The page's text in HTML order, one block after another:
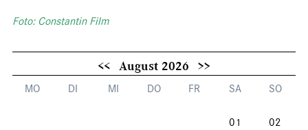
Foto: Constantin Film
<< August 2026 >>
MO DI MI DO FR SA SO
01 02